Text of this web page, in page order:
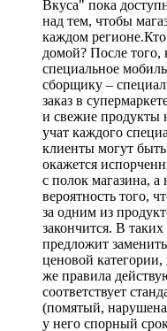
Вкуса" пока
над тем, чтобы
каждом
домой? После того,
специальное
сборщику –
заказ в
и свежие продукты
учат каждого
клиенты могут
окажется
с полок магазина, а
вероятность того,
за одним из
закончится. В
предложит
ценовой категории,
же правила
соответствует
(помятый,
у него спорный